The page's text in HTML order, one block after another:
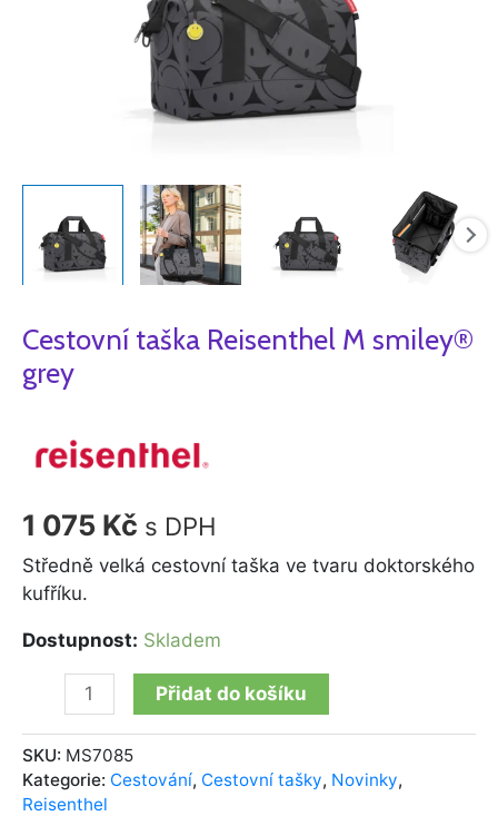
Cestovní taška Reisenthel M smiley®
grey
1 075 Kč s DPH
Středně velká cestovní taška ve tvaru doktorského
kufříku.
Dostupnost: Skladem
Přidat do košíku
SKU: MS7085
Kategorie: Cestování, Cestovní tašky, Novinky,
Reisenthel